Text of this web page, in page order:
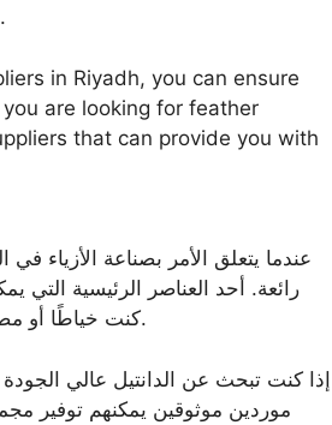
in Riyadh, you can ensure
are looking for feather
that can provide you with
عندما يتعلق الأمر بصناعة الأزياء
رائعة. أحد العناصر الرئيسية التي
كنت خياطًا أو مصمم أزياء، فإن الوصول إلى أفضل المواد يمكن أن يحدث فارقًا كبيرًا.
إذا كنت تبحث عن الدانتيل عالي
موردين موثوقين يمكنهم توفير